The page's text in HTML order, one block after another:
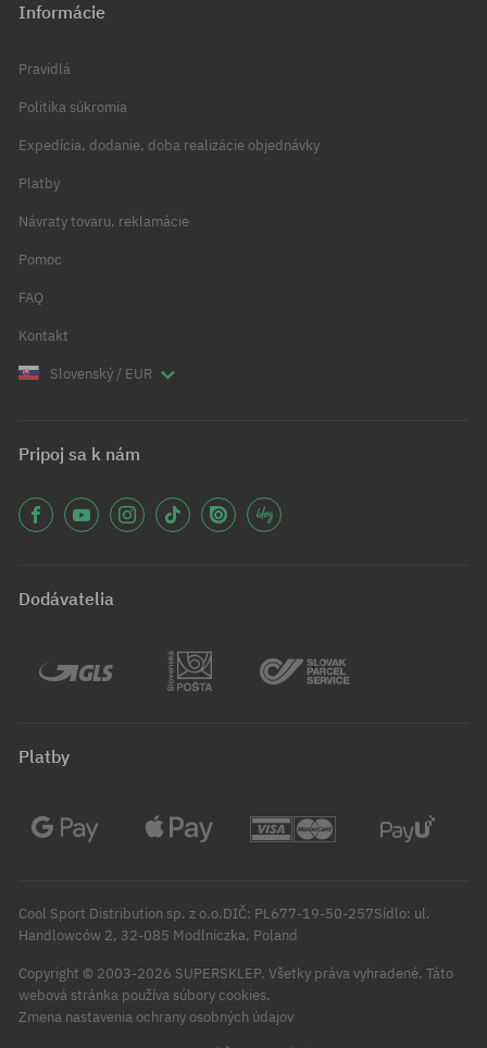
Informácie
Pravidlá
Politika súkromia
Expedícia, dodanie, doba realizácie objednávky
Platby
Návraty tovaru, reklamácie
Pomoc
FAQ
Kontakt
Slovenský / EUR
Pripoj sa k nám
Dodávatelia
Platby
Cool Sport Distribution sp. z o.o.DIČ: PL677-19-50-257Sídlo: ul.
Handlowców 2, 32-085 Modlniczka, Poland
Copyright © 2003-2026 SUPERSKLEP. Všetky práva vyhradené. Táto
webová stránka používa súbory cookies.
Zmena nastavenia ochrany osobných údajov